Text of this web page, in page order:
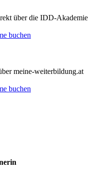
über die IDD-Akademie
buchen
meine-weiterbildung.at
buchen